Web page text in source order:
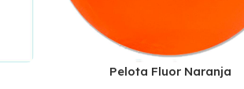
Pelota Fluor Naranja